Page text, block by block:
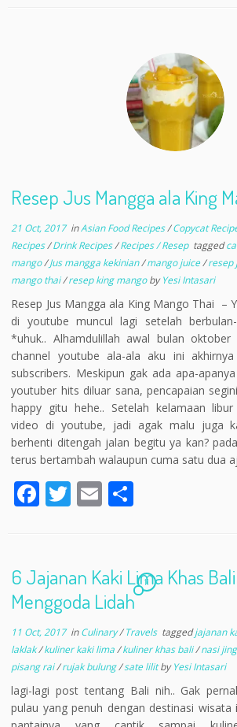
Resep Jus Mangga ala King
21 Oct, 2017inAsian Food Recipes/Copycat
Recipes/Drink Recipes/Recipes / Resep tagged
mango/Jus mangga kekinian/mango juice/resep
mango thai/resep king mangobyYesi Intasari
Resep Jus Mangga ala King Mango Thai –
di youtube muncul lagi setelah
*uhuk.. Alhamdulillah awal bulan oktober
channel youtube ala-ala aku ini
subscribers. Meskipun gak ada apa-
youtuber hits diluar sana, pencapaian
happy gitu hehe.. Setelah kelamaan
video di youtube, jadi agak malu juga
berhenti ditengah jalan begitu ya kan?
terus bertambah walaupun cuma satu dua
F
b
o
o
k
T
er
E
l e
6 Jajanan Kaki Lima Khas
Menggoda Lidah
11
11 Oct, 2017inCulinary/Travels taggedjajanan
laklak/kuliner kaki lima/kuliner khas bali/nasi
pisang rai/rujak bulung/sate lilitbyYesi Intasari
lagi-lagi post tentang Bali nih.. Gak
pulau yang penuh dengan destinasi wisata